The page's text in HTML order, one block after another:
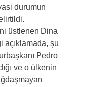
durumun
üstlenen Dina
açıklamada, şu
Pedro
ve o ülkenin